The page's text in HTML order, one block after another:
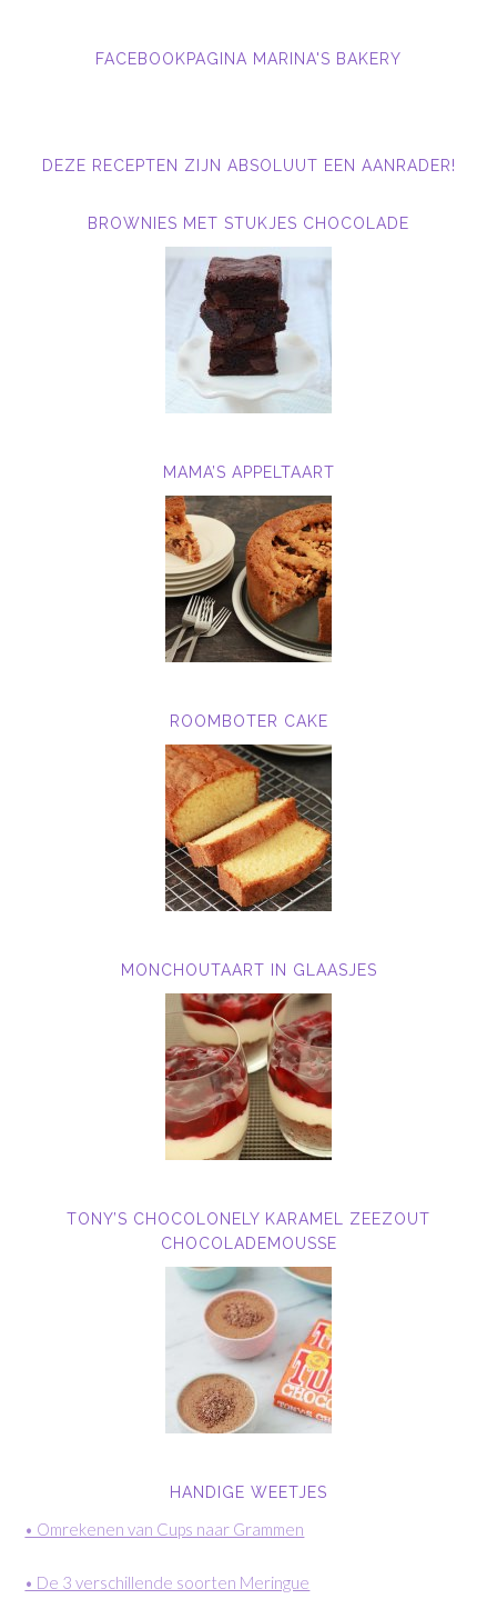
FACEBOOKPAGINA MARINA'S BAKERY
DEZE RECEPTEN ZIJN ABSOLUUT EEN AANRADER!
BROWNIES MET STUKJES CHOCOLADE
MAMA’S APPELTAART
ROOMBOTER CAKE
MONCHOUTAART IN GLAASJES
TONY’S CHOCOLONELY KARAMEL ZEEZOUT
CHOCOLADEMOUSSE
HANDIGE WEETJES
• Omrekenen van Cups naar Grammen
• De 3 verschillende soorten Meringue